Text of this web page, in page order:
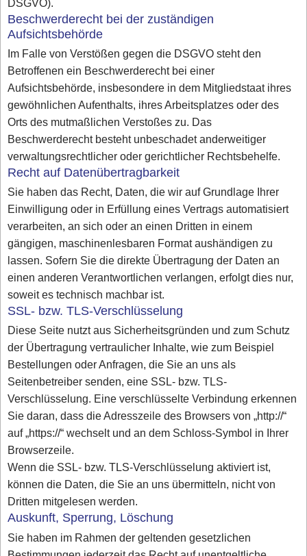
Beschwerderecht bei der zuständigen
Aufsichtsbehörde
Im Falle von Verstößen gegen die DSGVO steht den
Betroffenen ein Beschwerderecht bei einer
Aufsichtsbehörde, insbesondere in dem Mitgliedstaat ihres
gewöhnlichen Aufenthalts, ihres Arbeitsplatzes oder des
Orts des mutmaßlichen Verstoßes zu. Das
Beschwerderecht besteht unbeschadet anderweitiger
verwaltungsrechtlicher oder gerichtlicher Rechtsbehelfe.
Recht auf Datenübertragbarkeit
Sie haben das Recht, Daten, die wir auf Grundlage Ihrer
Einwilligung oder in Erfüllung eines Vertrags automatisiert
verarbeiten, an sich oder an einen Dritten in einem
gängigen, maschinenlesbaren Format aushändigen zu
lassen. Sofern Sie die direkte Übertragung der Daten an
einen anderen Verantwortlichen verlangen, erfolgt dies nur,
soweit es technisch machbar ist.
SSL- bzw. TLS-Verschlüsselung
Diese Seite nutzt aus Sicherheitsgründen und zum Schutz
der Übertragung vertraulicher Inhalte, wie zum Beispiel
Bestellungen oder Anfragen, die Sie an uns als
Seitenbetreiber senden, eine SSL- bzw. TLS-
Verschlüsselung. Eine verschlüsselte Verbindung erkennen
Sie daran, dass die Adresszeile des Browsers von „http://“
auf „https://“ wechselt und an dem Schloss-Symbol in Ihrer
Browserzeile.
Wenn die SSL- bzw. TLS-Verschlüsselung aktiviert ist,
können die Daten, die Sie an uns übermitteln, nicht von
Dritten mitgelesen werden.
Auskunft, Sperrung, Löschung
Sie haben im Rahmen der geltenden gesetzlichen